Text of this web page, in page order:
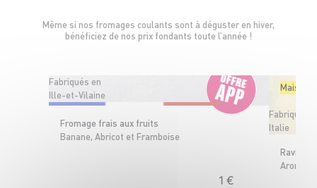
Même si nos fromages coulants sont à déguster en hiver,
bénéficiez de nos prix fondants toute l’année !
Fabriqués en
Ille-et-Vilaine
Fromage frais aux fruits
Banane, Abricot et Framboise
1 €
Maison
Fabriqué en
Italie
Ravioli